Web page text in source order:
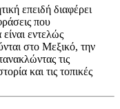
επειδή διαφέρει
που
εντελώς
στο Μεξικό, την
τις
και τις τοπικές